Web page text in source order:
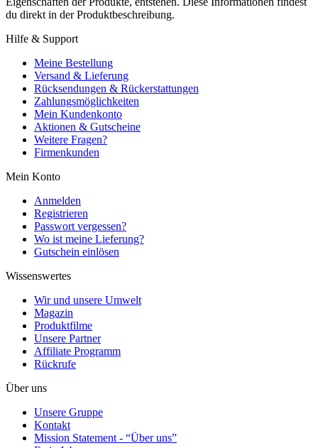
du direkt in der Produktbeschreibung.
Hilfe & Support
Meine Bestellung
Versand & Lieferung
Rücksendungen & Rückerstattungen
Zahlungsmöglichkeiten
Mein Kundenkonto
Aktionen & Gutscheine
Weitere Fragen?
Firmenkunden
Mein Konto
Anmelden
Registrieren
Passwort vergessen?
Wo ist meine Lieferung?
Gutschein einlösen
Wissenswertes
Wir und unsere Umwelt
Magazin
Produktfilme
Unsere Partner
Affiliate Programm
Rückrufe
Über uns
Unsere Gruppe
Kontakt
Mission Statement - “Über uns”